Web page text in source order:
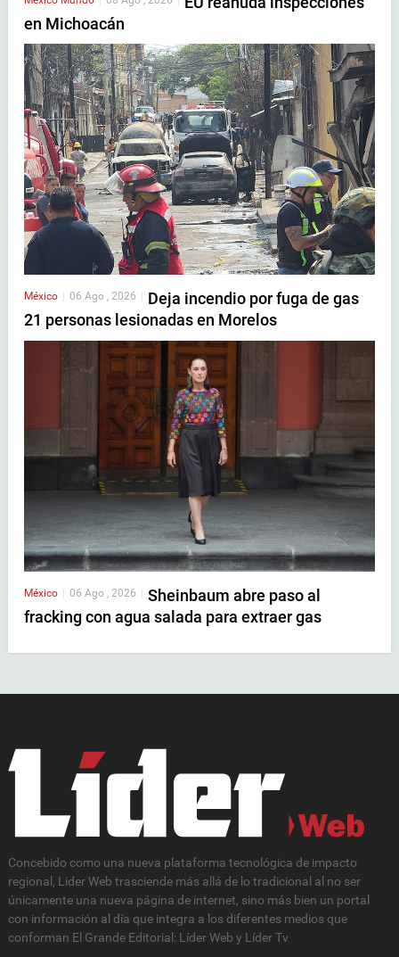
en Michoacán
México 06 Ago , 2026
Deja incendio por fuga de gas
21 personas lesionadas en Morelos
México | 06 Ago , 2026 | Sheinbaum abre paso al
fracking con agua salada para extraer gas
Concebido como una nueva plataforma tecnológica de impacto
regional, Lider Web trasciende más allá de lo tradicional al no ser
únicamente una nueva página de internet, sino más bien un portal
con información al día que integra a los diferentes medios que
conforman El Grande Editorial: Líder Web y Líder Tv